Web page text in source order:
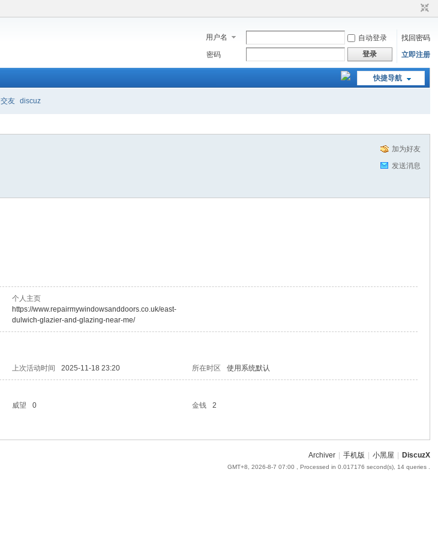
用户名 自动登录
找回密码
密码
登录 立即注册
快捷导航
交友 discuz
加为好友
发送消息
个人主页
https://www.repairmywindowsanddoors.co.uk/east-
dulwich-glazier-and-glazing-near-me/
上次活动时间 2025-11-18 23:20 所在时区 使用系统默认
威望 0 金钱
2
Archiver 手机版 小黑屋 DiscuzX
GMT+8, 2026-8-7 07:00 , Processed in 0.017176 second(s), 14 queries .